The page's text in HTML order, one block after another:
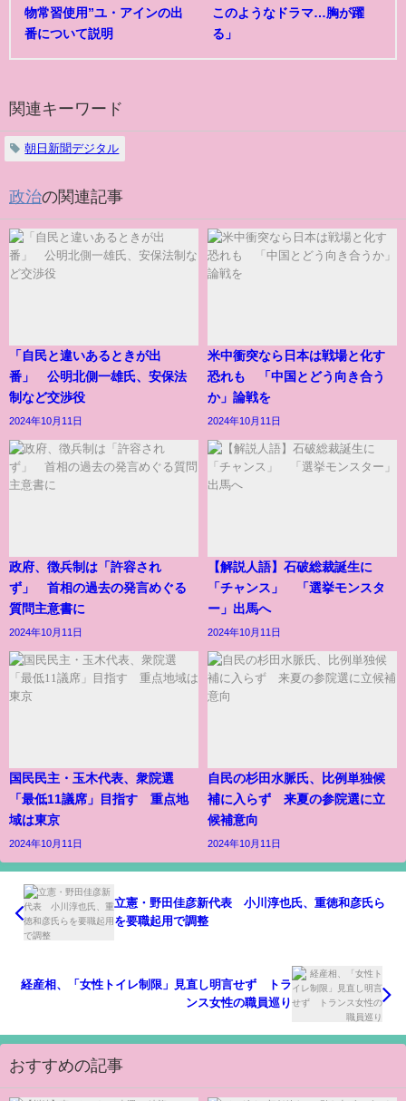
物常習使用”ユ・アインの出
番について説明
このようなドラマ…胸が躍
る」
関連キーワード
朝日新聞デジタル
政治の関連記事
「自民と違いあるときが出
番」 公明北側一雄氏、安保法
制など交渉役
2024年10月11日
米中衝突なら日本は戦場と化す
恐れも 「中国とどう向き合う
か」論戦を
2024年10月11日
政府、徴兵制は「許容され
ず」 首相の過去の発言めぐる
質問主意書に
2024年10月11日
【解説人語】石破総裁誕生に
「チャンス」 「選挙モンスタ
ー」出馬へ
2024年10月11日
国民民主・玉木代表、衆院選
「最低11議席」目指す 重点地
域は東京
2024年10月11日
自民の杉田水脈氏、比例単独候
補に入らず 来夏の参院選に立
候補意向
2024年10月11日
立憲・野田佳彦新代表 小川淳也氏、重徳和彦氏ら
を要職起用で調整
経産相、「女性トイレ制限」見直し明言せず トラ
ンス女性の職員巡り
おすすめの記事